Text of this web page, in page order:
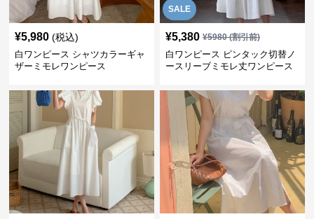
¥5,980 (税込)
白ワンピース シャツカラーギャ
ザーミモレワンピース
SALE
¥5,380 ¥5980(割引前)
白ワンピース ピンタック切替ノ
ースリーブミモレ丈ワンピース